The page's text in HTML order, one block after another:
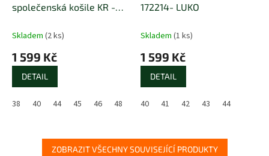
společenská košile KR -
Skladem (2 ks)
1 599 Kč
DETAIL
38 40 44 45 46 48
172214- LUKO
Skladem (1 ks)
1 599 Kč
DETAIL
40 41 42 43 44
ZOBRAZIT VŠECHNY SOUVISEJÍCÍ PRODUKTY